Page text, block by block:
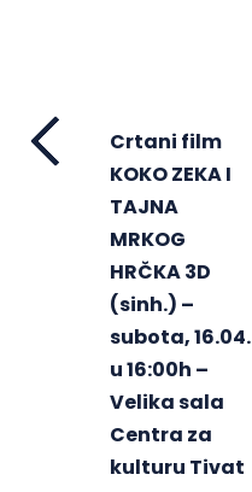
Crtani film
KOKO ZEKA I
TAJNA
MRKOG
HRČKA 3D
(sinh.) –
subota, 16.04.
u 16:00h –
Velika sala
Centra za
kulturu Tivat